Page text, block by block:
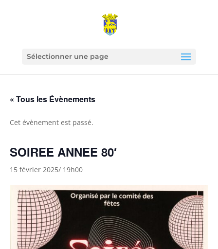
Sélectionner une page
« Tous les Évènements
Cet évènement est passé.
SOIREE ANNEE 80′
15 février 2025/ 19h00